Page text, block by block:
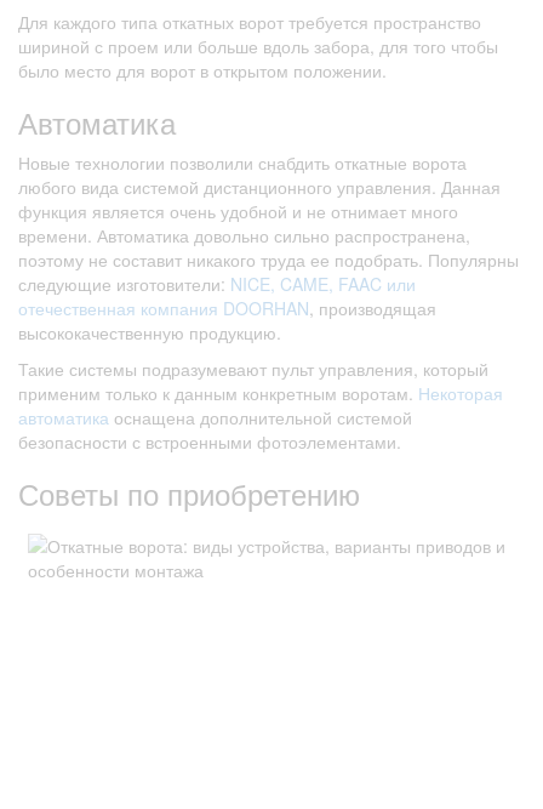
Для каждого типа откатных ворот требуется пространство
шириной с проем или больше вдоль забора, для того чтобы
было место для ворот в открытом положении.
Автоматика
Новые технологии позволили снабдить откатные ворота
любого вида системой дистанционного управления. Данная
функция является очень удобной и не отнимает много
времени. Автоматика довольно сильно распространена,
поэтому не составит никакого труда ее подобрать. Популярны
следующие изготовители: NICE, CAME, FAAC или
отечественная компания DOORHAN, производящая
высококачественную продукцию.
Такие системы подразумевают пульт управления, который
применим только к данным конкретным воротам. Некоторая
автоматика оснащена дополнительной системой
безопасности с встроенными фотоэлементами.
Советы по приобретению